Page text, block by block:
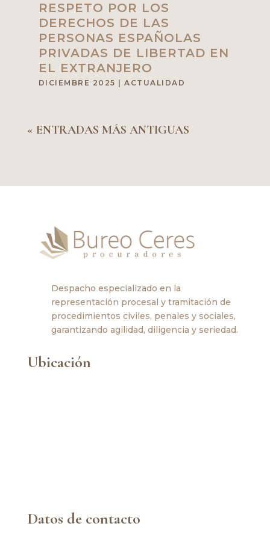
RESPETO POR LOS
DERECHOS DE LAS
PERSONAS ESPAÑOLAS
PRIVADAS DE LIBERTAD EN
EL EXTRANJERO
DICIEMBRE 2025 |ACTUALIDAD
« ENTRADAS MÁS ANTIGUAS
Despacho especializado en la
representación procesal y tramitación de
procedimientos civiles, penales y sociales,
garantizando agilidad, diligencia y seriedad.
Ubicación
Datos de contacto